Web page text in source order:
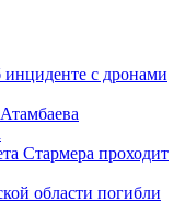
с дронами
Стармера проходит
области погибли